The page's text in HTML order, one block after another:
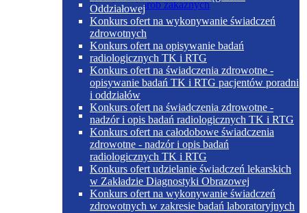
Poradnia chorób zakaźnych
Poradnia dermatologiczna
Dieta papkowata
Dieta płynna
Oddziałowej
Konkurs ofert na wykonywanie świadczeń
zdrowotnych
Konkurs ofert na opisywanie badań
radiologicznych TK i RTG
Konkurs ofert na świadczenia zdrowotne -
opisywanie badań TK i RTG pacjentów poradni
i oddziałów
Konkurs ofert na świadczenia zdrowotne -
nadzór i opis badań radiologicznych TK i RTG
Konkurs ofert na całodobowe świadczenia
zdrowotne - nadzór i opis badań
radiologicznych TK i RTG
Konkurs ofert udzielanie świadczeń lekarskich
w Zakładzie Diagnostyki Obrazowej
Konkurs ofert na wykonywanie świadczeń
zdrowotnych w zakresie badań laboratoryjnych